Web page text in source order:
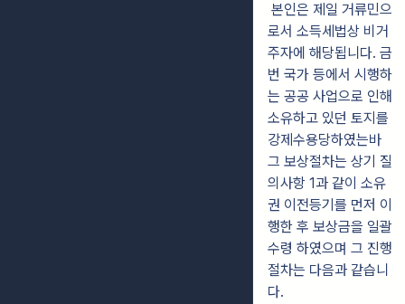
본인은 제일 거류민으
로서 소득세법상 비거
주자에 해당됩니다. 금
번 국가 등에서 시행하
는 공공 사업으로 인해
소유하고 있던 토지를
강제수용당하였는바
그 보상절차는 상기 질
의사항 1과 같이 소유
권 이전등기를 먼저 이
행한 후 보상금을 일괄
수령 하였으며 그 진행
절차는 다음과 같습니
다.